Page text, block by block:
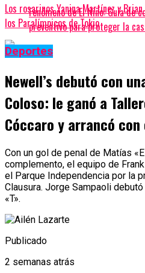
Los rosarinos Yanina Martínez y
los Paralímpicos de Tokio
Fenómeno de El Niño: Guía de
preventivo para proteger la
Deportes
Newell’s debutó con
Coloso: le ganó a
Cóccaro y arrancó
Con un gol de penal de Matías
complemento, el equipo de
el Parque Independencia por la
Clausura. Jorge Sampaoli
«T».
Publicado
2 semanas atrás